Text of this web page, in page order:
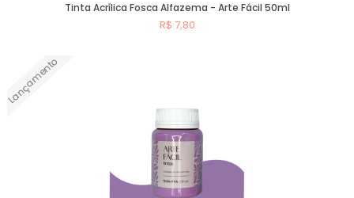
Tinta Acrílica Fosca Alfazema - Arte Fácil 50ml
R$ 7,80
Lançamento